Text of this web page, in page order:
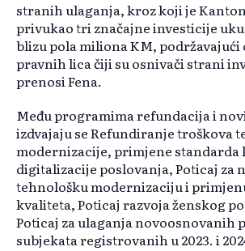
stranih ulaganja, kroz koji je
privukao tri značajne investicije
blizu pola miliona KM, podržavajući
pravnih lica čiji su osnivači strani
prenosi Fena.
Među programima refundacija i
izdvajaju se Refundiranje troškova
modernizacije, primjene standarda
digitalizacije poslovanja, Poticaj za
tehnološku modernizaciju i
kvaliteta, Poticaj razvoja ženskog
Poticaj za ulaganja novoosnovanih
subjekata registrovanih u 2023. i